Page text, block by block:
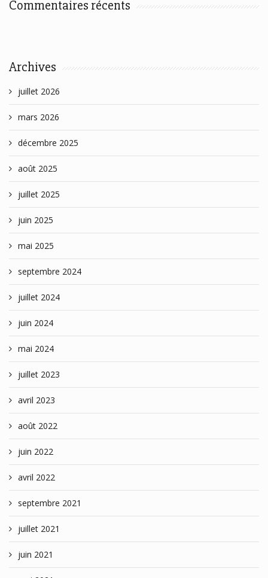
Commentaires récents
Archives
juillet 2026
mars 2026
décembre 2025
août 2025
juillet 2025
juin 2025
mai 2025
septembre 2024
juillet 2024
juin 2024
mai 2024
juillet 2023
avril 2023
août 2022
juin 2022
avril 2022
septembre 2021
juillet 2021
juin 2021